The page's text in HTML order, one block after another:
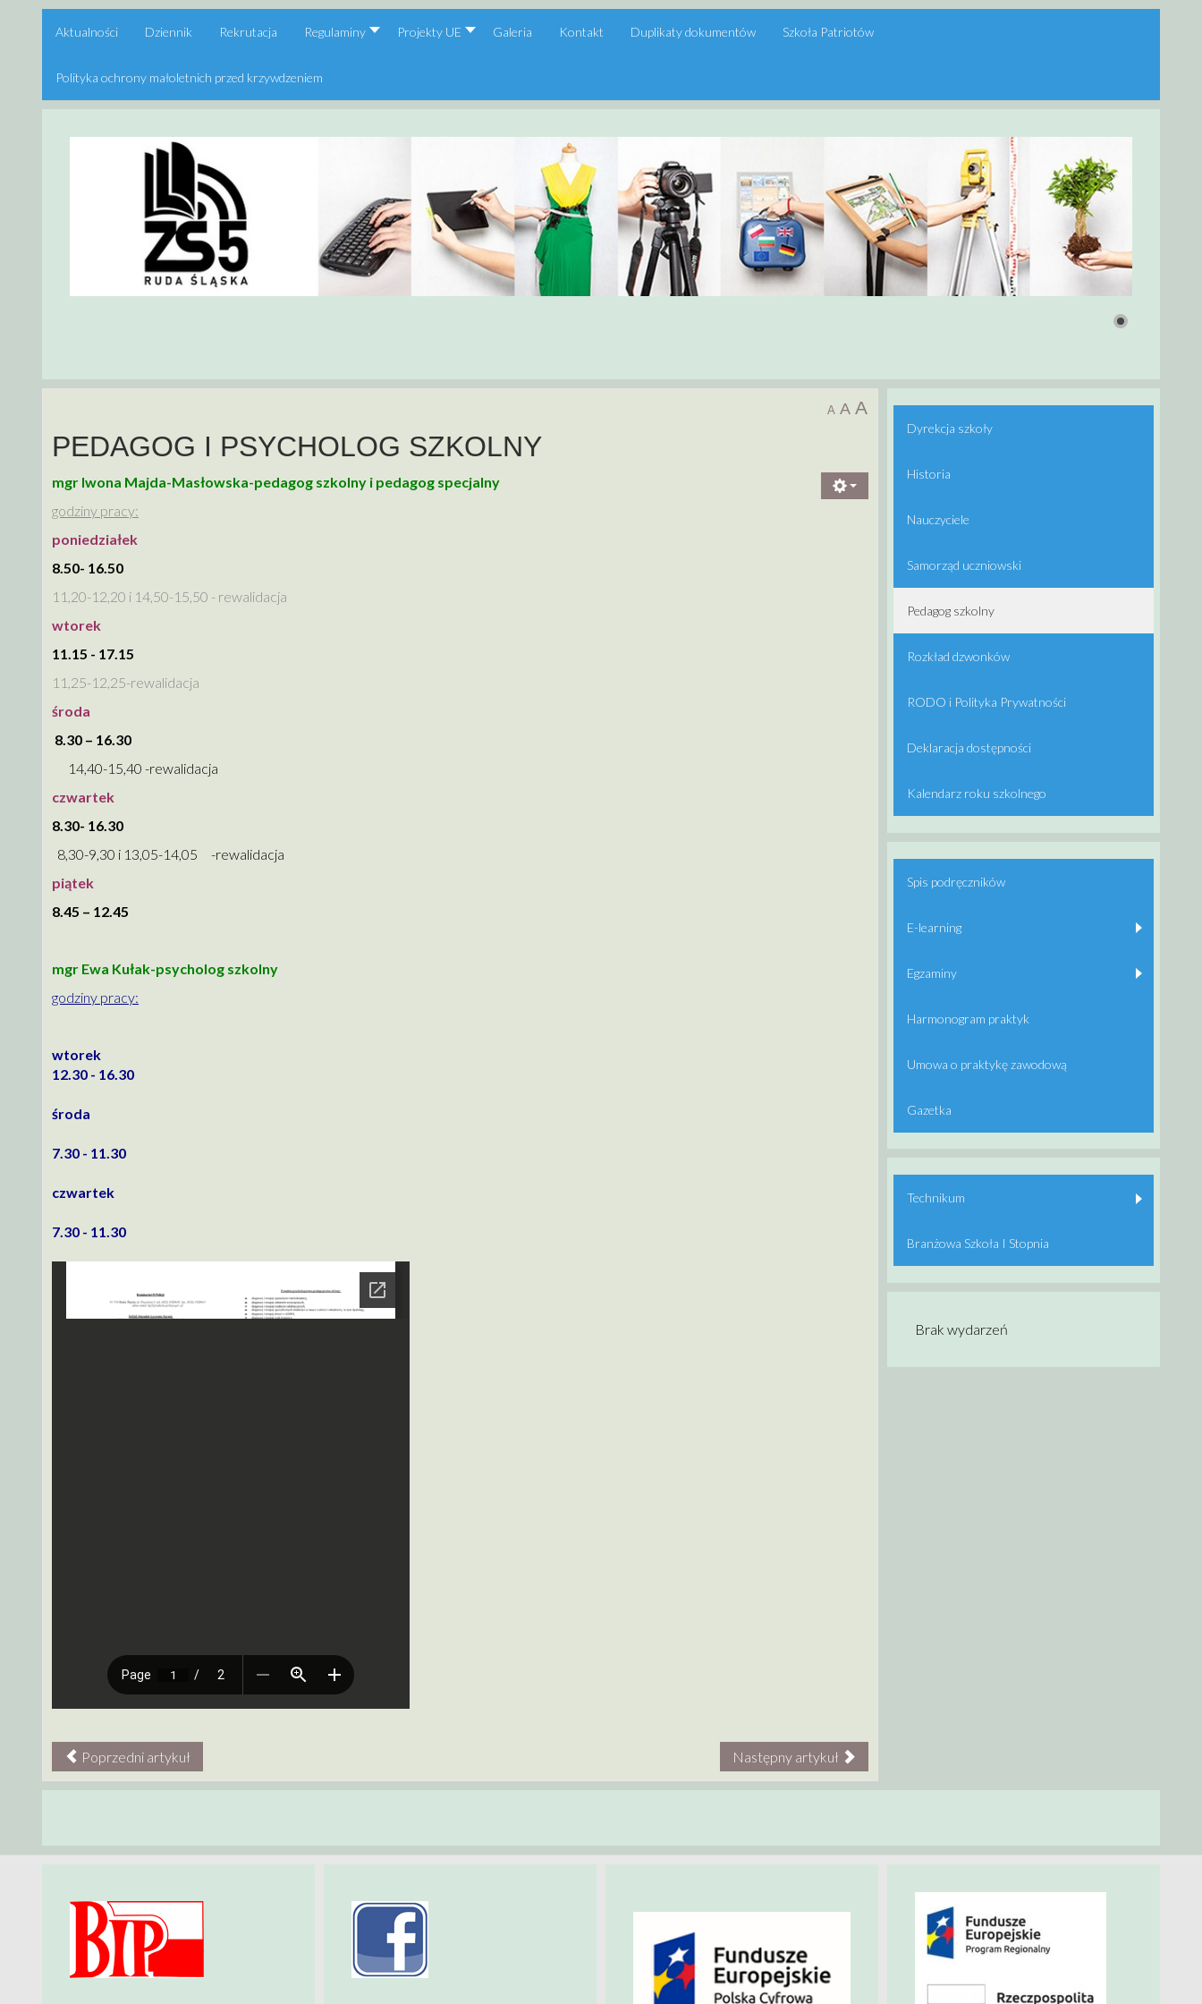
Aktualności Dziennik Rekrutacja Regulaminy Projekty UE Galeria Kontakt Duplikaty dokumentów Szkoła Patriotów
Polityka ochrony małoletnich przed krzywdzeniem
A A A
PEDAGOG I PSYCHOLOG SZKOLNY
mgr Iwona Majda-Masłowska-pedagog szkolny i pedagog specjalny
godziny pracy:
poniedziałek
8.50- 16.50
11,20-12,20 i 14,50-15,50 - rewalidacja
wtorek
11.15 - 17.15
11,25-12,25-rewalidacja
środa
8.30 – 16.30
14,40-15,40 -rewalidacja
czwartek
8.30- 16.30
8,30-9,30 i 13,05-14,05 -rewalidacja
piątek
8.45 – 12.45
mgr Ewa Kułak-psycholog szkolny
godziny pracy:
wtorek
12.30 - 16.30
środa
7.30 - 11.30
czwartek
7.30 - 11.30
Poprzedni artykuł Następny artykuł
Dyrekcja szkoły
Historia
Nauczyciele
Samorząd uczniowski
Pedagog szkolny
Rozkład dzwonków
RODO i Polityka Prywatności
Deklaracja dostępności
Kalendarz roku szkolnego
Spis podręczników
E-learning
Egzaminy
Harmonogram praktyk
Umowa o praktykę zawodową
Gazetka
Technikum
Branżowa Szkoła I Stopnia
Brak wydarzeń